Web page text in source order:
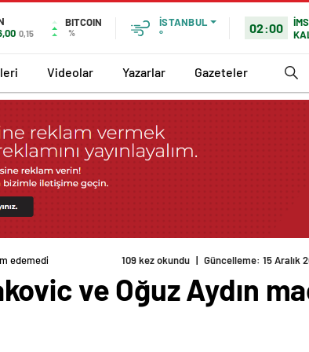
0,15
BITCOIN
%
İSTANBUL
°
02:00
Videolar Yazarlar Gazeteler
edemedi 109 kez okundu | Güncelleme: 15 Aralık
ve Oğuz Aydın